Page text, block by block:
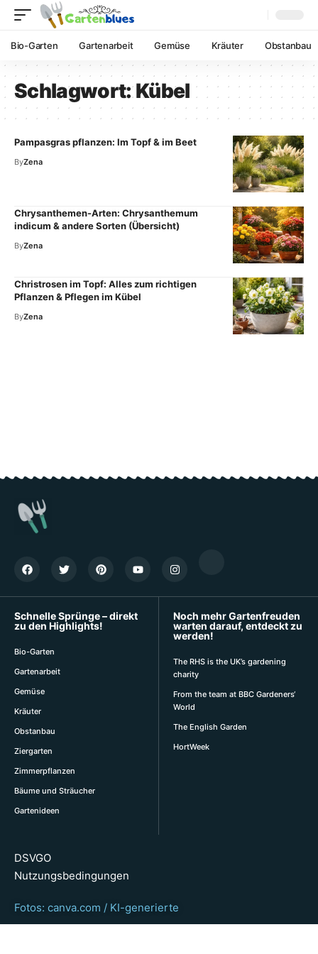
Bio-Garten Gartenarbeit Gemüse Kräuter Obstanbau
Schlagwort:Kübel
Pampasgras pflanzen: Im Topf & im Beet
ByZena
Chrysanthemen-Arten: Chrysanthemum
indicum & andere Sorten (Übersicht)
ByZena
Christrosen im Topf: Alles zum richtigen
Pflanzen & Pflegen im Kübel
ByZena
Schnelle Sprünge – direkt
zu den Highlights!
Bio-Garten
Gartenarbeit
Gemüse
Kräuter
Obstanbau
Ziergarten
Zimmerpflanzen
Bäume und Sträucher
Gartenideen
Noch mehr Gartenfreuden
warten darauf, entdeckt zu
werden!
The RHS is the UK’s gardening
charity
From the team at BBC Gardeners‘
World
The English Garden
HortWeek
DSVGO
Nutzungsbedingungen
Fotos: canva.com / KI-generierte